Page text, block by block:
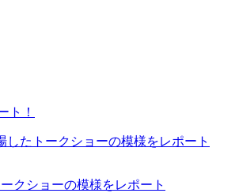
ト！
クショーの模様をレポート